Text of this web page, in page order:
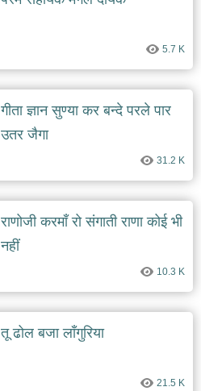
5.7 K
गीता ज्ञान सुण्या कर बन्दे परले पार
उतर जैगा
31.2 K
राणोजी करमाँ रो संगाती राणा कोई भी
नहीं
10.3 K
तू ढोल बजा लाँगुरिया
21.5 K